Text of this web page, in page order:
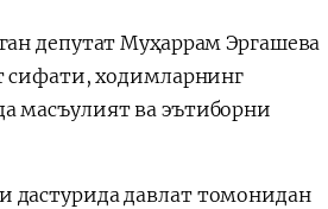
После визита
Президента…
депутат Муҳаррам Эргашева
сифати, ходимларнинг
масъулият ва эътиборни
давлат томонидан